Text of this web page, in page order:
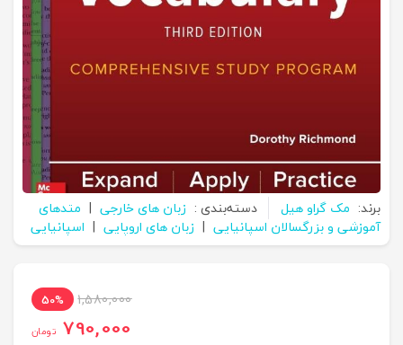
برند: مک گراو هیل دسته‌بندی : زبان های خارجی | متدهای
آموزشی و بزرگسالان اسپانیایی | زبان های اروپایی | اسپانیایی
1,580,000
50%
790,000 تومان